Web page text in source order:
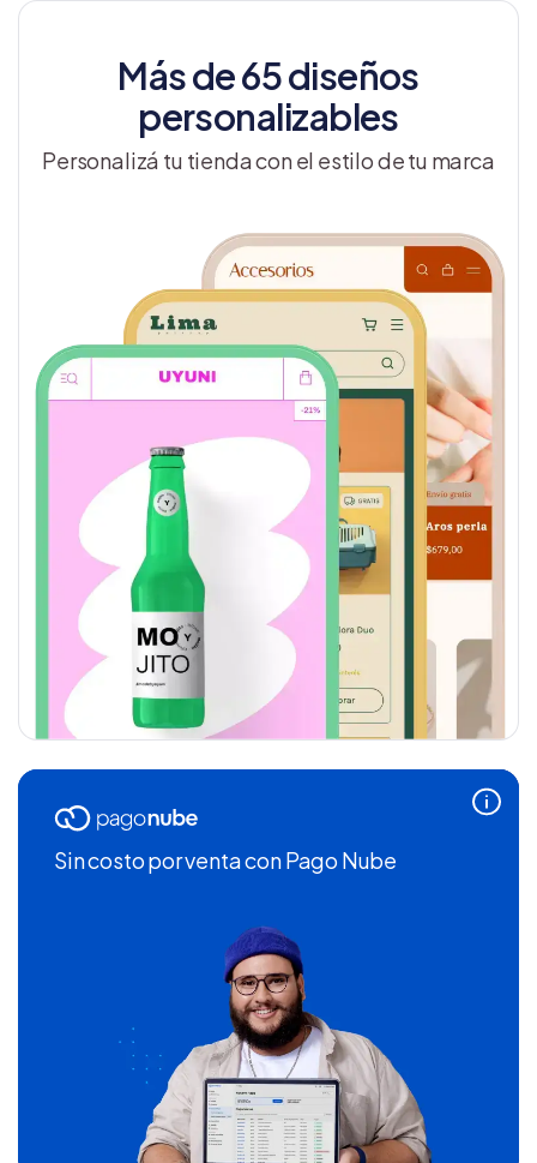
Más de 65 diseños
personalizables
Personalizá tu tienda con el estilo de tu marca
Sin costo por ventacon Pago Nube